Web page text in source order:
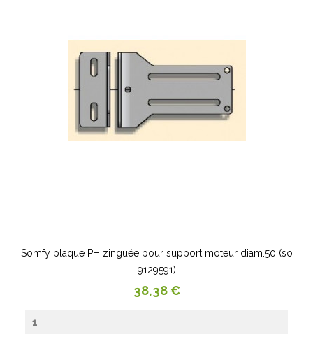
Somfy plaque PH zinguée pour support moteur diam.50 (so
9129591)
Prix
38,38 €